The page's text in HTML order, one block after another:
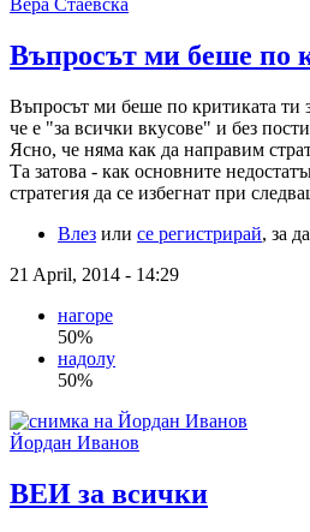
Вера Стаевска
Въпросът ми беше по
Въпросът ми беше по критиката ти
че е "за всички вкусове" и без
Ясно, че няма как да направим
Та затова - как основните
стратегия да се избегнат при
Влез или се регистрирай, за
21 April, 2014 - 14:29
нагоре
50%
надолу
50%
Йордан Иванов
ВЕИ за всички